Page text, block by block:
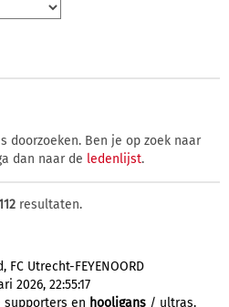
doorzoeken. Ben je op zoek naar
dan naar de ledenlijst.
resultaten.
Utrecht-FEYENOORD
2026, 22:55:17
supporters en hooligans / ultras.